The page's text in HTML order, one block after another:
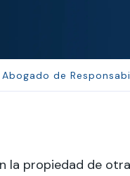
Abogado de
la propiedad de